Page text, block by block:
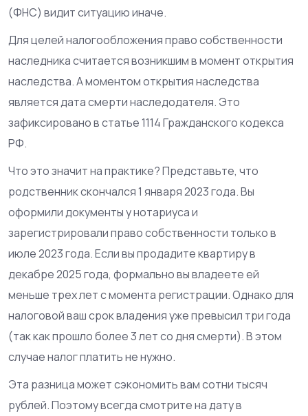
(ФНС) видит ситуацию иначе.
Для целей налогообложения право собственности
наследника считается возникшим в момент открытия
наследства. А моментом открытия наследства
является дата смерти наследодателя. Это
зафиксировано в статье 1114 Гражданского кодекса
РФ.
Что это значит на практике? Представьте, что
родственник скончался 1 января 2023 года. Вы
оформили документы у нотариуса и
зарегистрировали право собственности только в
июле 2023 года. Если вы продадите квартиру в
декабре 2025 года, формально вы владеете ей
меньше трех лет с момента регистрации. Однако для
налоговой ваш срок владения уже превысил три года
(так как прошло более 3 лет со дня смерти). В этом
случае налог платить не нужно.
Эта разница может сэкономить вам сотни тысяч
рублей. Поэтому всегда смотрите на дату в